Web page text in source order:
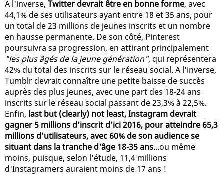
A l'inverse, Twitter devrait être en bonne forme, avec
44,1% de ses utilisateurs ayant entre 18 et 35 ans, pour
un total de 23 millions de jeunes inscrits et un nombre
en hausse permanente. De son côté, Pinterest
poursuivra sa progression, en attirant principalement
"les plus âgés de la jeune génération", qui représentera
42% du total des inscrits sur le réseau social. A l'inverse,
Tumblr devrait connaître une petite baisse de succès
auprès des plus jeunes, avec une part des 18-24 ans
inscrits sur le réseau social passant de 23,3% à 22,5%.
Enfin, last but (clearly) not least, Instagram devrait
gagner 5 millions d'inscrit d'ici 2016, pour atteindre 65,3
millions d'utilisateurs, avec 60% de son audience se
situant dans la tranche d'âge 18-35 ans...ou même
moins, puisque, selon l'étude, 11,4 millions
d'Instagramers auraient moins de 17 ans !